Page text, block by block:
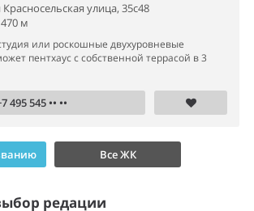
улица, 35с48
470 м
или роскошные двухуровневые
пентхаус с собственной террасой в 3
495 545 •• ••
Все ЖК
редации